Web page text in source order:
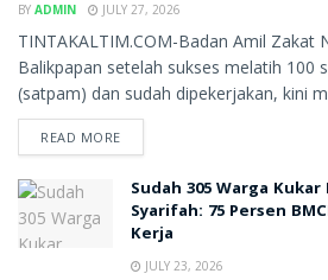
BY ADMIN JULY 27, 2026
TINTAKALTIM.COM-Badan Amil Zakat
Balikpapan setelah sukses melatih 100
(satpam) dan sudah dipekerjakan, kini
READ MORE
Sudah 305 Warga
Syarifah: 75 Persen
Kerja
JULY 23, 2026